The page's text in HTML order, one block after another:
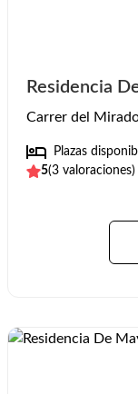
Residencia
Carrer del
Plazas
5(3 valoraciones)